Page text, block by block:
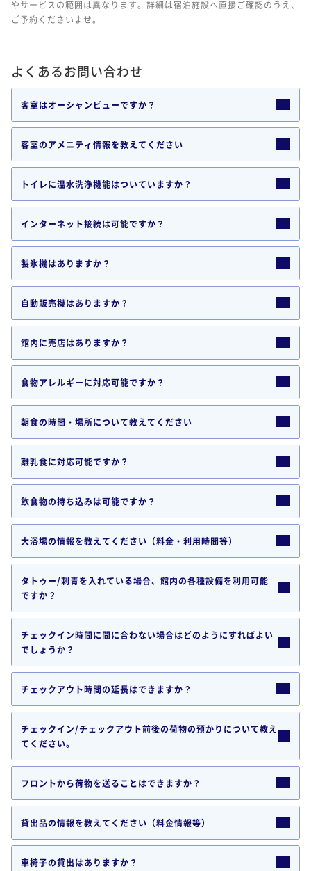
やサービスの範囲は異なります。詳細は宿泊施設へ直接ご確認のうえ、
ご予約くださいませ。
よくあるお問い合わせ
客室はオーシャンビューですか？
客室のアメニティ情報を教えてください
トイレに温水洗浄機能はついていますか？
インターネット接続は可能ですか？
製氷機はありますか？
自動販売機はありますか？
館内に売店はありますか？
食物アレルギーに対応可能ですか？
朝食の時間・場所について教えてください
離乳食に対応可能ですか？
飲食物の持ち込みは可能ですか？
大浴場の情報を教えてください（料金・利用時間等）
タトゥー/刺青を入れている場合、館内の各種設備を利用可能
ですか？
チェックイン時間に間に合わない場合はどのようにすればよい
でしょうか？
チェックアウト時間の延長はできますか？
チェックイン/チェックアウト前後の荷物の預かりについて教え
てください。
フロントから荷物を送ることはできますか？
貸出品の情報を教えてください（料金情報等）
車椅子の貸出はありますか？